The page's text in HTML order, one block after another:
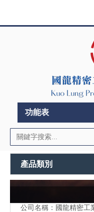
功能表
產品類別
公司名稱：國龍精密工